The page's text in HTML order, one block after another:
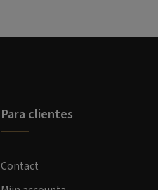
Para clientes
Contact